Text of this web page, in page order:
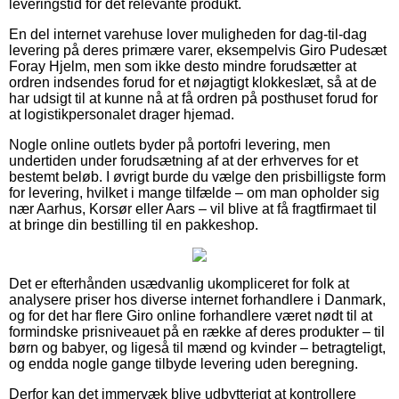
leveringstid for det relevante produkt.
En del internet varehuse lover muligheden for dag-til-dag
levering på deres primære varer, eksempelvis Giro Pudesæt
Foray Hjelm, men som ikke desto mindre forudsætter at
ordren indsendes forud for et nøjagtigt klokkeslæt, så at de
har udsigt til at kunne nå at få ordren på posthuset forud for
at logistikpersonalet drager hjemad.
Nogle online outlets byder på portofri levering, men
undertiden under forudsætning af at der erhverves for et
bestemt beløb. I øvrigt burde du vælge den prisbilligste form
for levering, hvilket i mange tilfælde – om man opholder sig
nær Aarhus, Korsør eller Aars – vil blive at få fragtfirmaet til
at bringe din bestilling til en pakkeshop.
Det er efterhånden usædvanlig ukompliceret for folk at
analysere priser hos diverse internet forhandlere i Danmark,
og for det har flere Giro online forhandlere været nødt til at
formindske prisniveauet på en række af deres produkter – til
børn og babyer, og ligeså til mænd og kvinder – betragteligt,
og endda nogle gange tilbyde levering uden beregning.
Derfor kan det immervæk blive udbytterigt at kontrollere